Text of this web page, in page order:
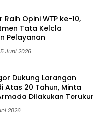
Opini WTP ke-10,
Tata Kelola
Pelayanan
Juni 2026
Dukung Larangan
Atas 20 Tahun, Minta
Dilakukan Terukur
2026